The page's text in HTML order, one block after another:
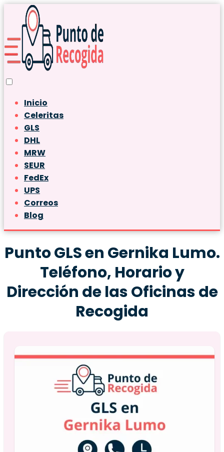
Inicio
Celeritas
GLS
DHL
MRW
SEUR
FedEx
UPS
Correos
Blog
Punto GLS en Gernika Lumo.
Teléfono, Horario y
Dirección de las Oficinas de
Recogida